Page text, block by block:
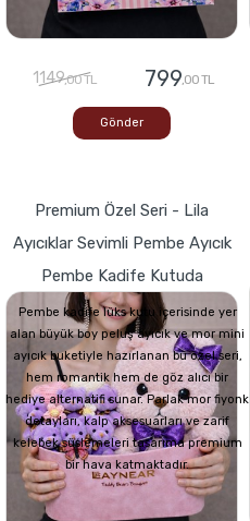
1149,00 TL 799,00 TL
Gönder
Premium Özel Seri - Lila
Ayıcıklar Sevimli Pembe Ayıcık
Pembe Kadife Kutuda
Pembe kadife lüks kutu içerisinde yer
alan büyük boy peluş ayıcık ve mor mini
ayıcık buketiyle hazırlanan bu özel seri,
hem romantik hem de göz alıcı bir
hediye alternatifi sunar. Parlak mor fiyonk
detayları, kalp aksesuarları ve zarif
kelebek süslemeleri tasarıma premium
bir hava katmaktadır.